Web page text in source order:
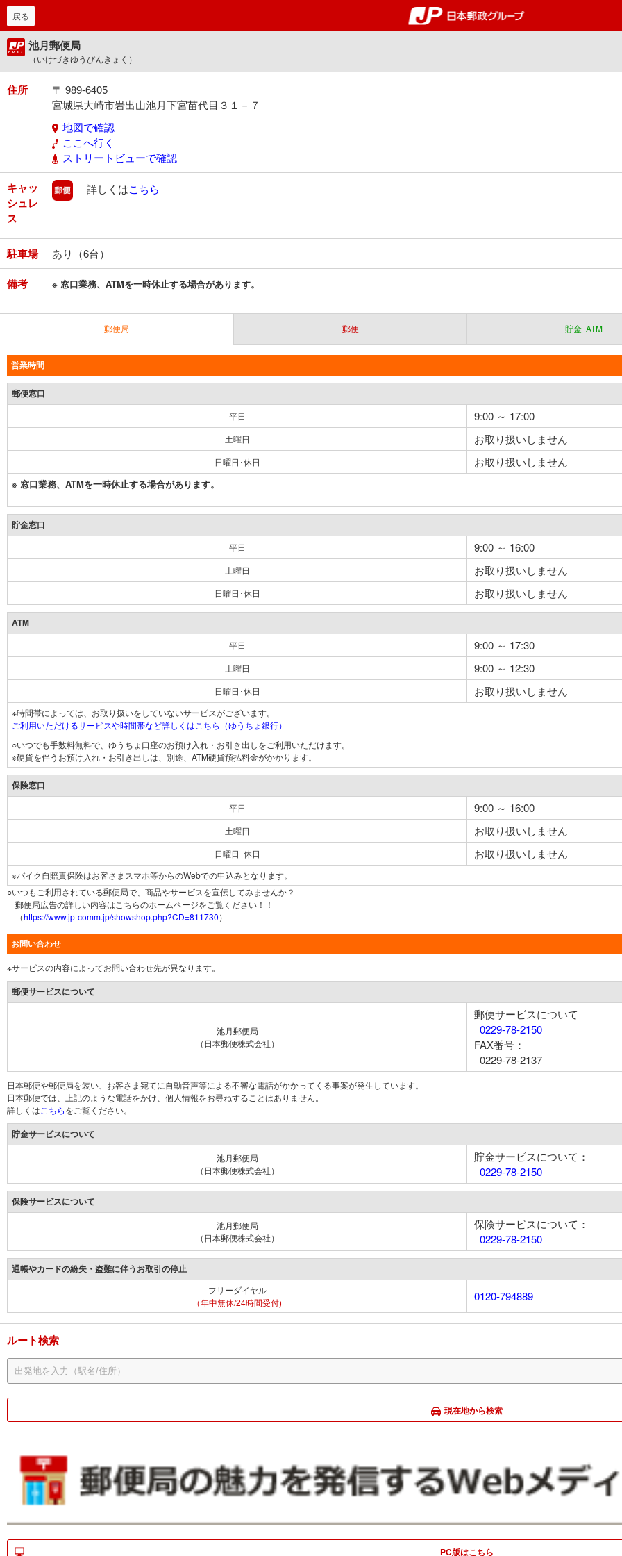
郵便局・日本郵政グルー
戻る
池月郵便局
（いけづきゆうびんきょく）
住所
〒 989-6405
宮城県大崎市岩出山池月下宮苗代目３１－７
地図で確認
ここへ行く
ストリートビューで確認
キャッ
シュレ
ス
郵便
詳しくはこちら
駐車場 あり（6台）
備考 ※ 窓口業務、ATMを一時休止する場合があります。
郵便局 郵便 貯金･ATM
営業時間
郵便窓口
平日 9:00 ～ 17:00
土曜日 お取り扱いしません
日曜日･休日 お取り扱いしません
※ 窓口業務、ATMを一時休止する場合があります。
貯金窓口
平日 9:00 ～ 16:00
土曜日 お取り扱いしません
日曜日･休日 お取り扱いしません
ATM
平日 9:00 ～ 17:30
土曜日 9:00 ～ 12:30
日曜日･休日 お取り扱いしません
※時間帯によっては、お取り扱いをしていないサービスがございます。
ご利用いただけるサービスや時間帯など詳しくはこちら（ゆうちょ銀行）
○いつでも手数料無料で、ゆうちょ口座のお預け入れ・お引き出しをご利用いただけます。
※硬貨を伴うお預け入れ・お引き出しは、別途、ATM硬貨預払料金がかかります。
保険窓口
平日 9:00 ～ 16:00
土曜日 お取り扱いしません
日曜日･休日 お取り扱いしません
※バイク自賠責保険はお客さまスマホ等からのWebでの申込みとなります。
○いつもご利用されている郵便局で、商品やサービスを宣伝してみませんか？
郵便局広告の詳しい内容はこちらのホームページをご覧ください！！
（https://www.jp-comm.jp/showshop.php?CD=811730）
お問い合わせ
※サービスの内容によってお問い合わせ先が異なります。
郵便サービスについて
池月郵便局
（日本郵便株式会社）
郵便サービスについて
0229-78-2150
FAX番号：
0229-78-2137
日本郵便や郵便局を装い、お客さま宛てに自動音声等による不審な電話がかかってくる事案が発生しています。
日本郵便では、上記のような電話をかけ、個人情報をお尋ねすることはありません。
詳しくは こちらをご覧ください。
貯金サービスについて
池月郵便局
（日本郵便株式会社）
貯金サービスについて：
0229-78-2150
保険サービスについて
池月郵便局
（日本郵便株式会社）
保険サービスについて：
0229-78-2150
通帳やカードの紛失・盗難に伴うお取引の停止
フリーダイヤル
（年中無休/24時間受付)
0120-794889
ルート検索
現在地から検索
PC版はこちら